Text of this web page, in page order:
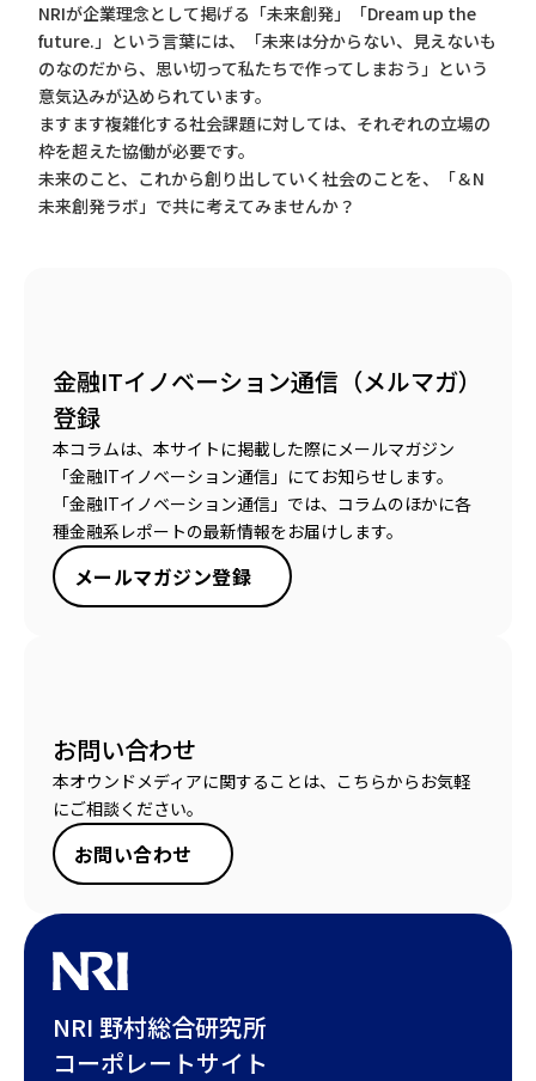
NRIが企業理念として掲げる「未来創発」「Dream up the
future.」という言葉には、「未来は分からない、見えないも
のなのだから、思い切って私たちで作ってしまおう」という
意気込みが込められています。
ますます複雑化する社会課題に対しては、それぞれの立場の
枠を超えた協働が必要です。
未来のこと、これから創り出していく社会のことを、「＆N
未来創発ラボ」で共に考えてみませんか？
金融ITイノベーション通信（メルマガ）
登録
本コラムは、本サイトに掲載した際にメールマガジン
「金融ITイノベーション通信」にてお知らせします。
「金融ITイノベーション通信」では、コラムのほかに各
種金融系レポートの最新情報をお届けします。
メールマガジン登録
お問い合わせ
本オウンドメディアに関することは、こちらからお気軽
にご相談ください。
お問い合わせ
NRI 野村総合研究所
コーポレートサイト